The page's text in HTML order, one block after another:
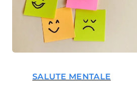
SALUTE MENTALE